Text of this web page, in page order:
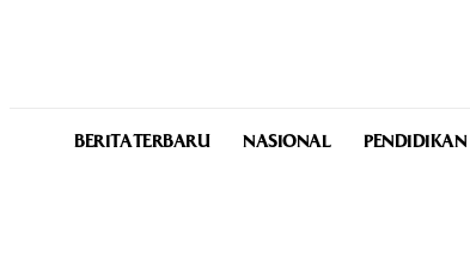
BERITA TERBARU NASIONAL PENDIDIKAN